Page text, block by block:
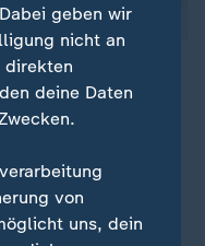
haben bei der
zum Kampf
Damit
werden.
geben wir
nicht an
direkten
deine Daten
von
uns, dein